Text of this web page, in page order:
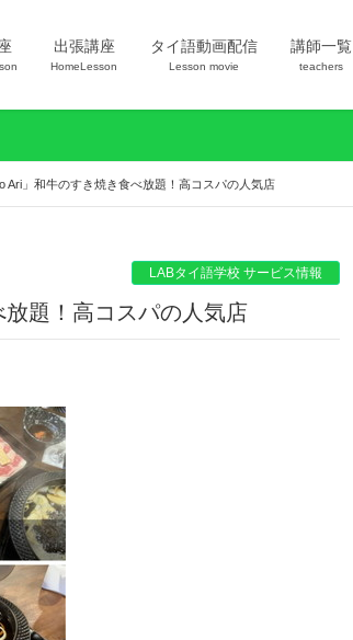
出張講座
HomeLesson
タイ語動画配信
Lesson movie
講師一覧
teachers
Ari」和牛のすき焼き食べ放題！高コスパの人気店
LABタイ語学校 サービス情報
題！高コスパの人気店